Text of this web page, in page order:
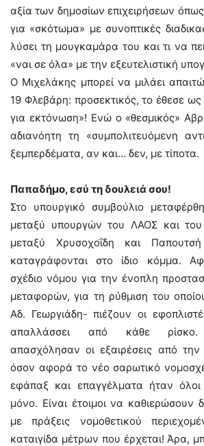
αξία των δημοσίων επιχειρήσεων
για «σκότωμα» με συνοπτικές
λύσει τη μουγκαμάρα του και τι να
«ναι σε όλα» με την εξευτελιστική
Ο Μιχελάκης μπορεί να μιλάει
19 Φλεβάρη: προσεκτικός, το έθεσε
για εκτόνωση»! Ενώ ο «θεσμικός»
αδιανόητη τη «συμπολιτευόμενη
ξεμπερδέματα, αν και… δεν, με τίποτα.
Παπαδήμο, εσύ τη δουλειά σου!
Στο υπουργικό συμβούλιο
μεταξύ υπουργών του ΛΑΟΣ και
μεταξύ Χρυσοχοΐδη και
καταγράφονται στο ίδιο κόμμα.
σχέδιο νόμου για την ένοπλη
μεταφορών, για τη ρύθμιση του
Αδ. Γεωργιάδη- πιέζουν οι
απαλλάσσει από κάθε ρίσκο.
απασχόλησαν οι εξαιρέσεις από την
όσον αφορά το νέο σαρωτικό
εφάπαξ και επαγγέλματα ήταν
μόνο. Είναι έτοιμοι να καθιερώσουν
με πράξεις νομοθετικού
καταιγίδα μέτρων που έρχεται! Άρα,